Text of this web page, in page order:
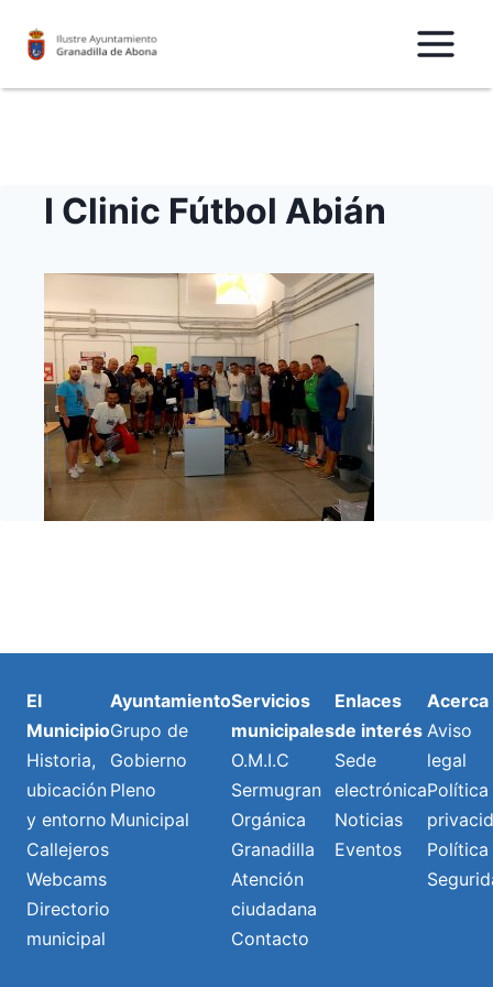
I Clinic Fútbol Abián
El
Municipio
Historia,
ubicación
y entorno
Callejeros
Webcams
Directorio
municipal
Ayuntamiento
Grupo de
Gobierno
Pleno
Municipal
Servicios
municipales
O.M.I.C
Sermugran
Orgánica
Granadilla
Atención
ciudadana
Contacto
Enlaces
de interés
Sede
electrónica
Noticias
Eventos
Acerca
Aviso
legal
Política
Política